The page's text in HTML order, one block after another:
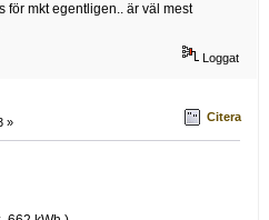
för mkt egentligen.. är väl mest
Loggat
» Citera